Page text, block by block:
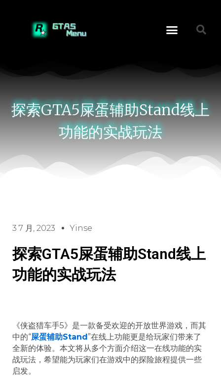
探索GTA5屎蛋辅助Stand线上
功能的实战玩法
3 7 月, 2023 Yinse
探索GTA5屎蛋辅助Stand线上
功能的实战玩法
《侠盗猎车手5》是一款备受欢迎的开放世界游戏，而其
中的“屎蛋辅助Stand”在线上功能更是给玩家们带来了
全新的体验。本文将从多个方面介绍这一在线功能的实
战玩法，希望能为玩家们在游戏中的探险旅程提供一些
启发。